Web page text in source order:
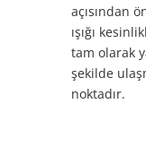
açısından
ışığı
tam olarak
şekilde
noktadır.